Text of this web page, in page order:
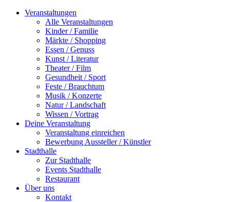
Veranstaltungen
Alle Veranstaltungen
Kinder / Familie
Märkte / Shopping
Essen / Genuss
Kunst / Literatur
Theater / Film
Gesundheit / Sport
Feste / Brauchtum
Musik / Konzerte
Natur / Landschaft
Wissen / Vortrag
Deine Veranstaltung
Veranstaltung einreichen
Bewerbung Aussteller / Künstler
Stadthalle
Zur Stadthalle
Events Stadthalle
Restaurant
Über uns
Kontakt